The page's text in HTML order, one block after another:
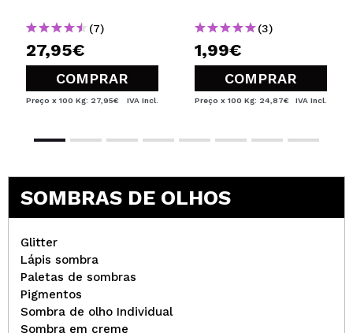
(7)
27,95€
COMPRAR
Preço x 100 Kg: 27,95€ IVA Incl.
(3)
1,99€
COMPRAR
Preço x 100 Kg: 24,87€ IVA Incl.
SOMBRAS DE OLHOS
Glitter
Lápis sombra
Paletas de sombras
Pigmentos
Sombra de olho Individual
Sombra em creme